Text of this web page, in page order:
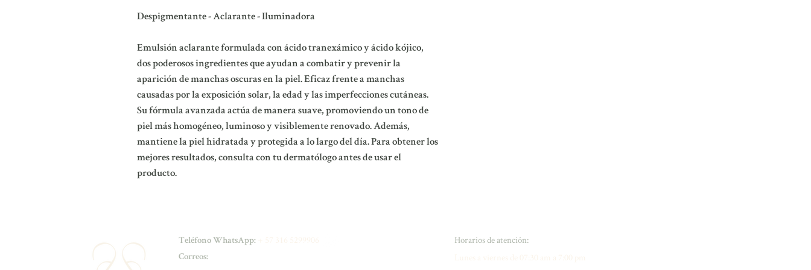
Despigmentante - Aclarante - Iluminadora
Emulsión aclarante formulada con ácido tranexámico y ácido kójico,
dos poderosos ingredientes que ayudan a combatir y prevenir la
aparición de manchas oscuras en la piel. Eficaz frente a manchas
causadas por la exposición solar, la edad y las imperfecciones cutáneas.
Su fórmula avanzada actúa de manera suave, promoviendo un tono de
piel más homogéneo, luminoso y visiblemente renovado. Además,
mantiene la piel hidratada y protegida a lo largo del día. Para obtener los
mejores resultados, consulta con tu dermatólogo antes de usar el
producto.
Teléfono WhatsApp:
Correos:
Horarios de atención: